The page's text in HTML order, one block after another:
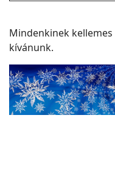
Mindenkinek
kívánunk.